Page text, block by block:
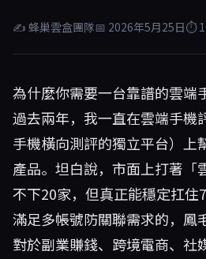
✍ 蜂巢雲盒團隊📅 2026年5月25日⏱ 1
為什麼你需要一台靠譜的雲端
過去兩年，我一直在雲端手機
手機橫向測評的獨立平台）上
產品。坦白說，市面上打著「
不下20家，但真正能穩定扛
滿足多帳號防關聯需求的，鳳
對於副業賺錢、跨境電商、社